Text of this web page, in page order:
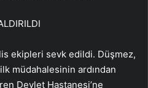
ekipleri sevk edildi. Düşmez,
müdahalesinin ardından
Devlet Hastanesi’ne